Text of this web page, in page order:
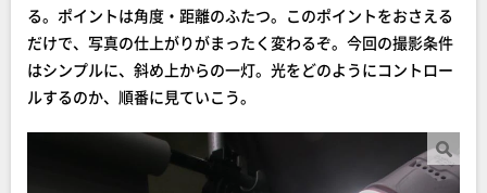
る。ポイントは角度・距離のふたつ。このポイントをおさえる
だけで、写真の仕上がりがまったく変わるぞ。今回の撮影条件
はシンプルに、斜め上からの一灯。光をどのようにコントロー
ルするのか、順番に見ていこう。